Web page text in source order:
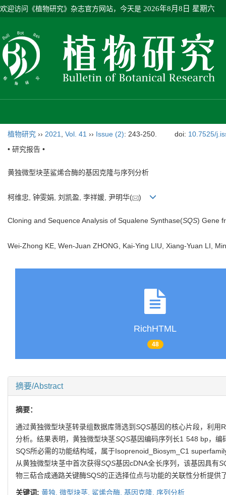
欢迎访问《植物研究》杂志官方网站，今天是 2026年8月8日 星期六
植物研究 ›› 2021 Vol. 41 ›› Issue (2): 243-250. doi: 10.7525/
• 研究报告 •
黄独微型块茎鲨烯合酶的基因克隆与序列分析
柯维忠, 钟雯娟, 刘凯盈, 李祥媛, 尹明华( )
Cloning and Sequence Analysis of Squalene Synthase(SQS) Gene
Wei-Zhong KE, Wen-Juan ZHONG, Kai-Ying LIU, Xiang-Yuan LI,
RichHTML
48
摘要/Abstract
摘要：
通过黄独微型块茎转录组数据库筛选到SQS基因的核心片段，利用
分析。结果表明，黄独微型块茎SQS基因编码序列长1 548 bp，编
SQS所必需的功能结构域，属于Isoprenoid_Biosym_C1
从黄独微型块茎中首次获得SQS基因cDNA全长序列，该基因具有
物三萜合成通路关键酶SQS的正选择位点与功能的关联性分析提供
关键词: 黄独, 微型块茎, 鲨烯合酶, 基因克隆, 序列分析